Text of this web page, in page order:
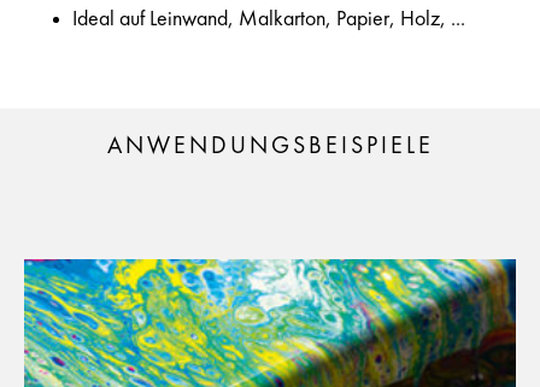
Ideal auf Leinwand, Malkarton, Papier, Holz, ...
ANWENDUNGSBEISPIELE